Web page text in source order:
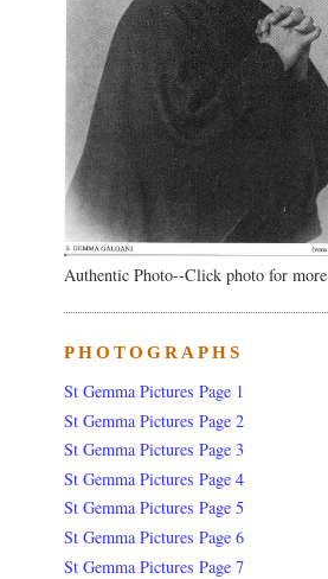
Authentic Photo--Click photo for more
PHOTOGRAPHS
St Gemma Pictures Page 1
St Gemma Pictures Page 2
St Gemma Pictures Page 3
St Gemma Pictures Page 4
St Gemma Pictures Page 5
St Gemma Pictures Page 6
St Gemma Pictures Page 7